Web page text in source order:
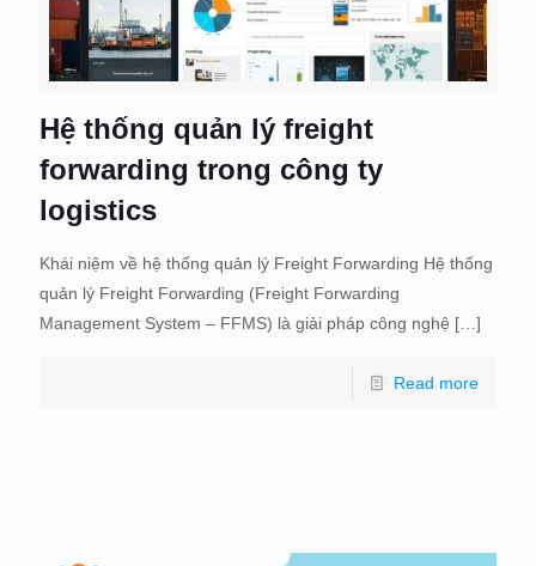
Hệ thống quản lý freight
forwarding trong công ty
logistics
Khái niệm về hệ thống quản lý Freight Forwarding Hệ thống
quản lý Freight Forwarding (Freight Forwarding
Management System – FFMS) là giải pháp công nghệ […]
Read more